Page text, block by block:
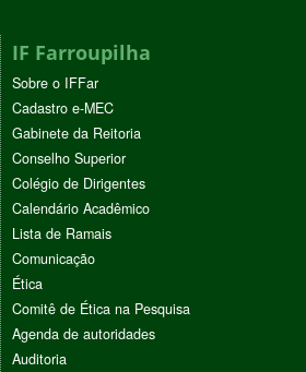
IF Farroupilha
Sobre o IFFar
Cadastro e-MEC
Gabinete da Reitoria
Conselho Superior
Colégio de Dirigentes
Calendário Acadêmico
Lista de Ramais
Comunicação
Ética
Comitê de Ética na Pesquisa
Agenda de autoridades
Auditoria